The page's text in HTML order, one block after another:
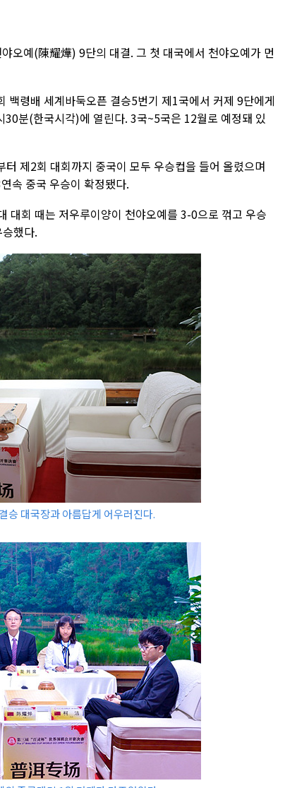
오예(陳耀燁) 9단의 대결. 그 첫 대국에서 천야오예가 먼
령배 세계바둑오픈 결승5번기 제1국에서 커제 9단에게
분(한국시각)에 열린다. 3국~5국은 12월로 예정돼 있
제2회 대회까지 중국이 모두 우승컵을 들어 올렸으며
속 중국 우승이 확정됐다.
대회 때는 저우루이양이 천야오예를 3-0으로 꺾고 우승
했다.
승 대국장과 아름답게 어우러진다.